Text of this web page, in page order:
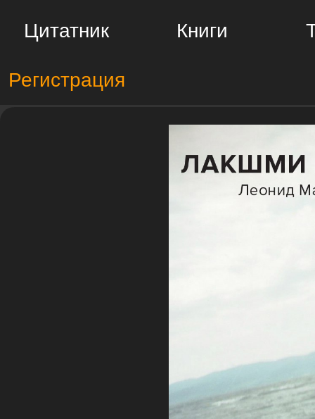
Цитатник Книги
Регистрация